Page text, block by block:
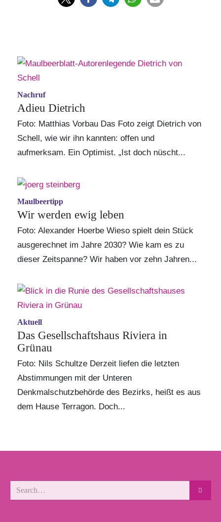
Nachruf
Adieu Dietrich
Foto: Matthias Vorbau Das Foto zeigt Dietrich von
Schell, wie wir ihn kannten: offen und
aufmerksam. Ein Optimist. „Ist doch nüscht...
Maulbeertipp
Wir werden ewig leben
Foto: Alexander Hoerbe Wieso spielt dein Stück
ausgerechnet im Jahre 2030? Wie kam es zu
dieser Zeitspanne? Wir haben vor zehn Jahren...
Aktuell
Das Gesellschaftshaus Riviera in
Grünau
Foto: Nils Schultze Derzeit liefen die letzten
Abstimmungen mit der Unteren
Denkmalschutzbehörde des Bezirks, heißt es aus
dem Hause Terragon. Doch...